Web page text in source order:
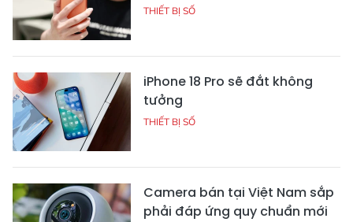
THIẾT BỊ SỐ
iPhone 18 Pro sẽ đắt không
tưởng
THIẾT BỊ SỐ
Camera bán tại Việt Nam sắp
phải đáp ứng quy chuẩn mới